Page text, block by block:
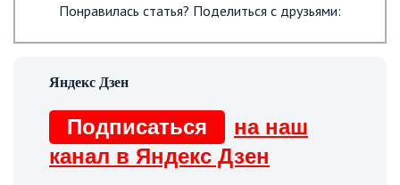
Понравилась статья? Поделиться с друзьями:
Подписаться
на наш
канал в Яндекс Дзен